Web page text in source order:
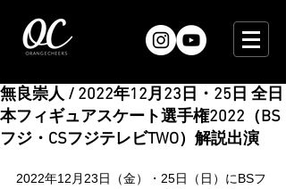
無良崇人 / 2022年12月23日・25日 全日
本フィギュアスケート選手権2022（BS
フジ・CSフジテレビTWO）解説出演
2022年12月23日（金）・25日（日）にBSフ